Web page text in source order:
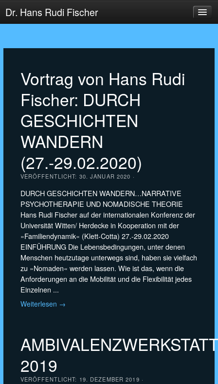
Dr. Hans Rudi Fischer
BERATUNG
LEHRE
FORSCHUNG
Vortrag von Hans Rudi
Fischer: DURCH
GESCHICHTEN
WANDERN
(27.-29.02.2020)
VERÖFFENTLICHT: 30. JANUAR 2020 ·
DURCH GESCHICHTEN WANDERN…NARRATIVE
PSYCHOTHERAPIE UND NOMADISCHE THEORIE
Hans Rudi Fischer auf der internationalen Konferenz der
Universität Witten/ Herdecke in Kooperation mit der
»Familiendynamik« (Klett-Cotta) 27.-29.02.2020
EINFÜHRUNG Die Lebensbedingungen, unter denen
Menschen heutzutage unterwegs sind, haben sie vielfach
zu »Nomaden« werden lassen. Wie ist das, wenn die
Anforderungen an die Mobilität und die Flexibilität jedes
Einzelnen ...
Weiterlesen →
2019
VERÖFFENTLICHT: 19. DEZEMBER 2019 ·